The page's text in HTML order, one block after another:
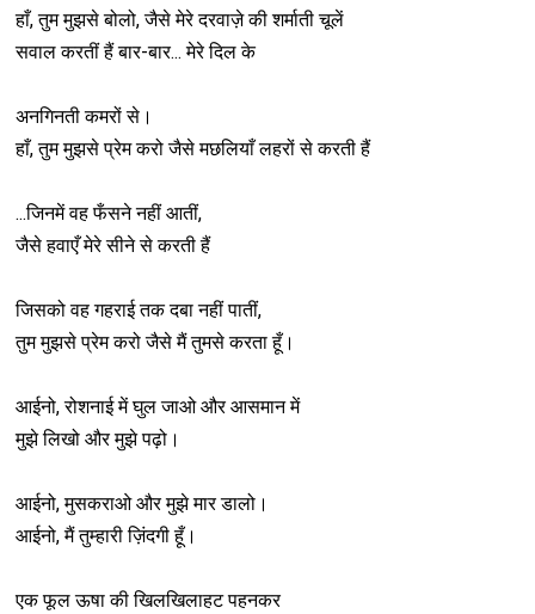
हाँ, तुम मुझसे बोलो, जैसे मेरे दरवाज़े की शर्माती चूलें
सवाल करतीं हैं बार-बार... मेरे दिल के
अनगिनती कमरों से।
हाँ, तुम मुझसे प्रेम करो जैसे मछलियाँ लहरों से करती हैं
...जिनमें वह फँसने नहीं आतीं,
जैसे हवाएँ मेरे सीने से करती हैं
जिसको वह गहराई तक दबा नहीं पातीं,
तुम मुझसे प्रेम करो जैसे मैं तुमसे करता हूँ।
आईनो, रोशनाई में घुल जाओ और आसमान में
मुझे लिखो और मुझे पढ़ो।
आईनो, मुसकराओ और मुझे मार डालो।
आईनो, मैं तुम्हारी ज़िंदगी हूँ।
एक फूल ऊषा की खिलखिलाहट पहनकर